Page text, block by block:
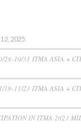
2025
28-10/31 ITMA ASIA +
19-11/23 ITMA ASIA +
IN ITMA 2023